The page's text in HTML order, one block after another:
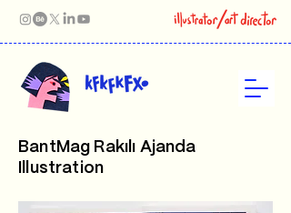
BantMag Rakılı Ajanda
Illustration